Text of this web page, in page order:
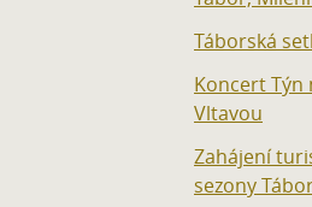
Táborská
Koncert Týn
Vltavou
Zahájení
sezony